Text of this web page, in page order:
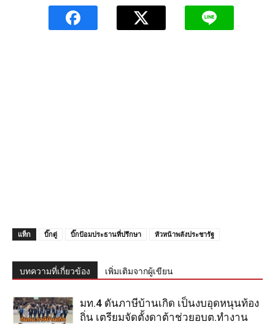
แท็ก บิ๊กตู่ บิ๊กป้อมประธานที่ปรึกษา หัวหน้าพลังประชารัฐ
บทความที่เกี่ยวข้อง เพิ่มเติมจากผู้เขียน
มท.4 ดันภาษีบ้านเกิด เป็นงบอุดหนุนท้อง
ถิ่น เตรียมจัดตั้งดาต้าช่วยอบต.ทำงาน